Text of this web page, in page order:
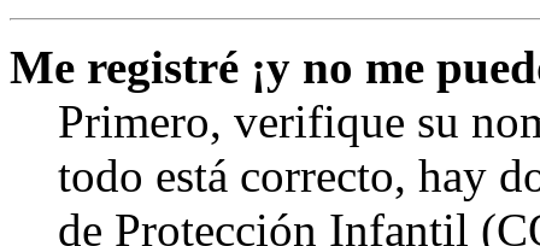
Me registré ¡y no me
Primero, verifique su
todo está correcto, hay
de Protección Infantil